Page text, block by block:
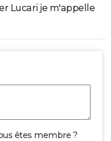
Lucari je m'appelle
êtes membre ?